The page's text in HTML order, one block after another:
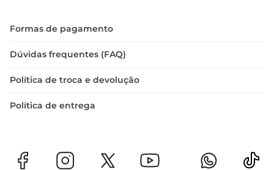
Formas de pagamento
Dúvidas frequentes (FAQ)
Política de troca e devolução
Política de entrega